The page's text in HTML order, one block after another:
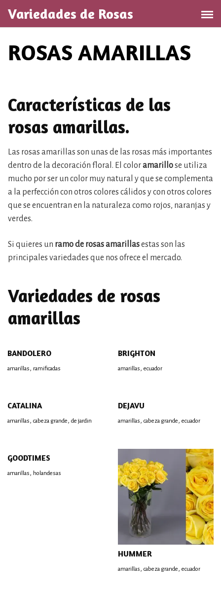
l
Variedades de Rosas
ROSAS AMARILLAS
Características de las
rosas amarillas.
Las rosas amarillas son unas de las rosas más importantes
dentro de la decoración floral. El coloramarillose utiliza
mucho por ser un color muy natural y que se complementa
a la perfección con otros colores cálidos y con otros colores
que se encuentran en la naturaleza como rojos, naranjas y
verdes.
Si quieres un ramo de rosas amarillasestas son las
principales variedades que nos ofrece el mercado.
Variedades de rosas
amarillas
BANDOLERO
amarillas, ramificadas
BRIGHTON
amarillas, ecuador
CATALINA
amarillas, cabeza grande, de jardin
DEJAVU
amarillas, cabeza grande, ecuador
GOODTIMES
amarillas, holandesas
HUMMER
amarillas, cabeza grande, ecuador